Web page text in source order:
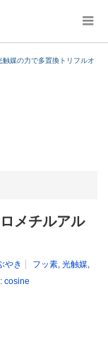
触媒の力で多置換トリフルオ
メチルアル
やき フッ素, 光触媒,
cosine